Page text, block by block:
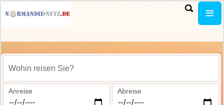
Wohin reisen Sie?
Anreise Abreise